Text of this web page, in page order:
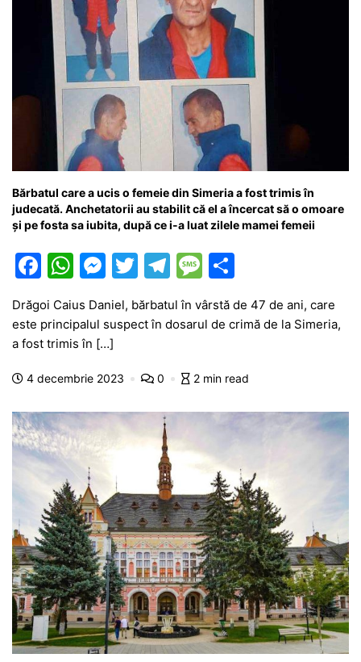
Bărbatul care a ucis o femeie din Simeria a fost trimis în
judecată. Anchetatorii au stabilit că el a încercat să o omoare
și pe fosta sa iubita, după ce i-a luat zilele mamei femeii
F
a
c
e
b
o
k
W
at
s
A
p
M
e
s
s
e
g
er
T
itt
T
el
e
a
m
M
e
s
a
e
ta
a
ă
Drăgoi Caius Daniel, bărbatul în vârstă de 47 de ani, care
este principalul suspect în dosarul de crimă de la Simeria,
a fost trimis în […]
4 decembrie 2023 0 2 min read